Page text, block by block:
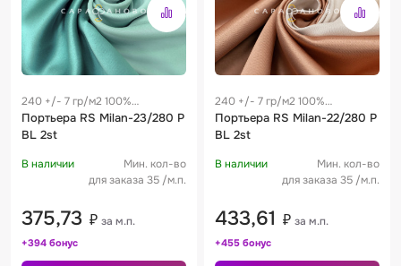
240 +/- 7 гр/м2 100%
полиэстер
Портьера RS Milan-23/280 P
BL 2st
В наличии
Мин. кол-во
для заказа 35 /м.п.
375,73 ₽ за м.п.
+394 бонус
240 +/- 7 гр/м2 100%
полиэстер
Портьера RS Milan-22/280 P
BL 2st
В наличии
Мин. кол-во
для заказа 35 /м.п.
433,61 ₽ за м.п.
+455 бонус